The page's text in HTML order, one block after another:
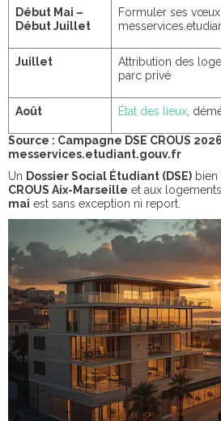
Début Mai –
Début Juillet
Formuler ses
Juillet
Attribution des
parc privé
Août État des lieux ,
Source : Campagne DSE CROUS
messervices.etudiant.gouv.fr
Un Dossier Social Étudiant (DSE) bien
CROUS Aix-Marseille et aux
mai est sans exception ni report.